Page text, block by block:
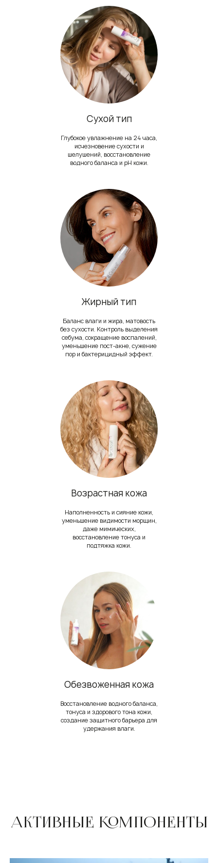
Сухой тип
Глубокое увлажнение на 24 часа,
исчезновение сухости и
шелушений, восстановление
водного баланса и рН кожи.
Жирный тип
Баланс влаги и жира, матовость
без сухости. Контроль выделения
себума, сокращение воспалений,
уменьшение пост-акне, сужение
пор и бактерицидный эффект.
Возрастная кожа
Наполненность и сияние кожи,
уменьшение видимости морщин,
даже мимических,
восстановление тонуса и
подтяжка кожи.
Обезвоженная кожа
Восстановление водного баланса,
тонуса и здорового тона кожи,
создание защитного барьера для
удержания влаги.
АКТИВНЫЕ КОМПОНЕНТЫ